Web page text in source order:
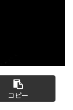
コピー